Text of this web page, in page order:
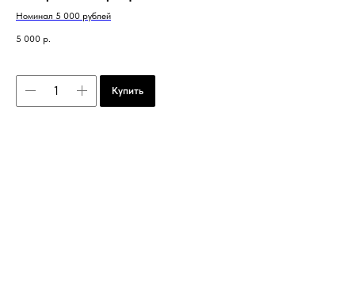
Номинал 5 000 рублей
5 000 р.
Купить